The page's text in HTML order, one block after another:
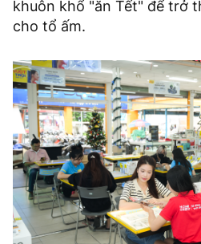
khuôn khổ "ăn Tết" để trở
cho tổ ấm.